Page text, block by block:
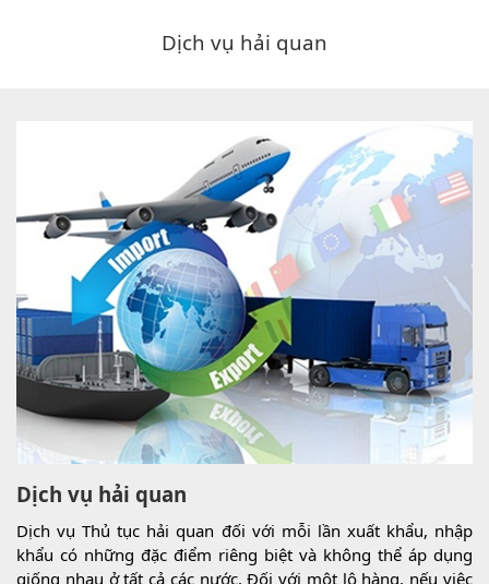
Dịch vụ hải quan
Dịch vụ hải quan
Dịch vụ Thủ tục hải quan đối với mỗi lần xuất khẩu, nhập
khẩu có những đặc điểm riêng biệt và không thể áp dụng
giống nhau ở tất cả các nước. Đối với một lô hàng, nếu việc